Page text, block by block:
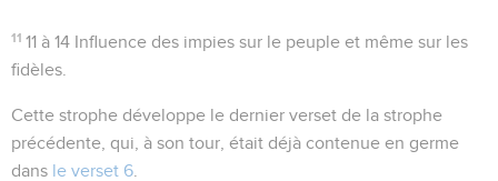
11 11 à 14 Influence des impies sur le peuple et même sur les
fidèles.
Cette strophe développe le dernier verset de la strophe
précédente, qui, à son tour, était déjà contenue en germe
dans le verset 6